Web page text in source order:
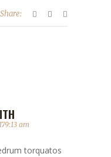
Share:
am
torquatos